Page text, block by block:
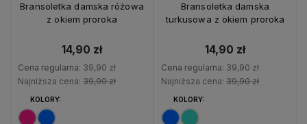
Bransoletka damska różowa
z okiem proroka
14,90 zł
Cena regularna: 39,90 zł
Najniższa cena: 39,90 zł
KOLORY:
Bransoletka damska
turkusowa z okiem proroka
14,90 zł
Cena regularna: 39,90 zł
Najniższa cena: 39,90 zł
KOLORY: